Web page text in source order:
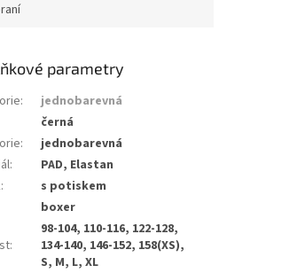
parametry
:
jednobarevná
černá
:
jednobarevná
:
PAD, Elastan
:
s potiskem
boxer
:
98-104, 110-116, 122-128,
134-140, 146-152, 158(XS),
S, M, L, XL